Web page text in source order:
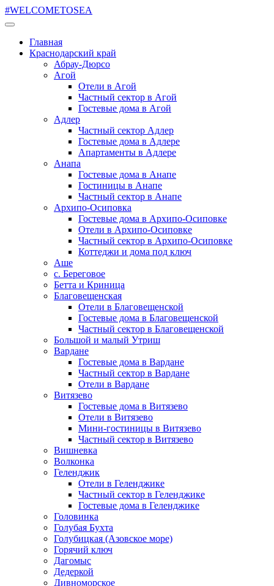
#WELCOMETOSEA
Главная
Краснодарский край
Абрау-Дюрсо
Агой
Отели в Агой
Частный сектор в Агой
Гостевые дома в Агой
Адлер
Частный сектор Адлер
Гостевые дома в Адлере
Апартаменты в Адлере
Анапа
Гостевые дома в Анапе
Гостиницы в Анапе
Частный сектор в Анапе
Архипо-Осиповка
Гостевые дома в Архипо-Осиповке
Отели в Архипо-Осиповке
Частный сектор в Архипо-Осиповке
Коттеджи и дома под ключ
Аше
с. Береговое
Бетта и Криница
Благовещенская
Отели в Благовещенской
Гостевые дома в Благовещенской
Частный сектор в Благовещенской
Большой и малый Утриш
Вардане
Гостевые дома в Вардане
Частный сектор в Вардане
Отели в Вардане
Витязево
Гостевые дома в Витязево
Отели в Витязево
Мини-гостиницы в Витязево
Частный сектор в Витязево
Вишневка
Волконка
Геленджик
Отели в Геленджике
Частный сектор в Геленджике
Гостевые дома в Геленджике
Головинка
Голубая Бухта
Голубицкая (Азовское море)
Горячий ключ
Дагомыс
Дедеркой
Дивноморское